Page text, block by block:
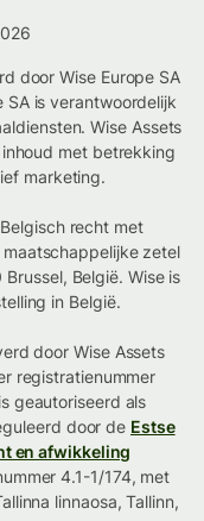
door Wise Europe SA
SA is verantwoordelijk
Wise Assets
met betrekking
marketing.
recht met
zetel
België. Wise is
in België.
door Wise Assets
registratienummer
geautoriseerd als
door de Estse
en afwikkeling
4.1-1/174, met
linnaosa, Tallinn,